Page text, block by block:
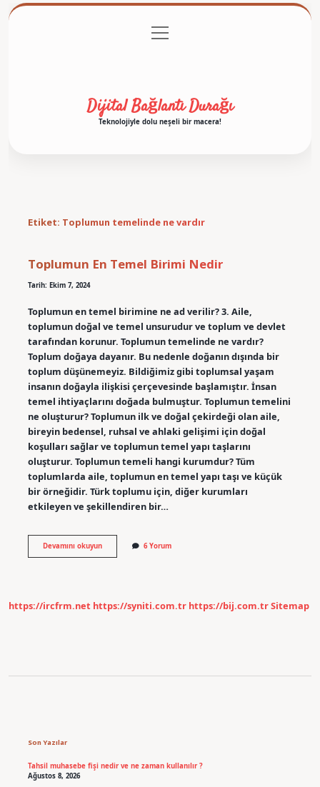
Gizlilik Politikası
menüyü
aç
Dijital Bağlantı Durağı
Teknolojiyle dolu neşeli bir macera!
Etiket: Toplumun temelinde ne vardır
Toplumun En Temel Birimi Nedir
Tarih: Ekim 7, 2024
Toplumun en temel birimine ne ad verilir? 3. Aile,
toplumun doğal ve temel unsurudur ve toplum ve devlet
tarafından korunur. Toplumun temelinde ne vardır?
Toplum doğaya dayanır. Bu nedenle doğanın dışında bir
toplum düşünemeyiz. Bildiğimiz gibi toplumsal yaşam
insanın doğayla ilişkisi çerçevesinde başlamıştır. İnsan
temel ihtiyaçlarını doğada bulmuştur. Toplumun temelini
ne oluşturur? Toplumun ilk ve doğal çekirdeği olan aile,
bireyin bedensel, ruhsal ve ahlaki gelişimi için doğal
koşulları sağlar ve toplumun temel yapı taşlarını
oluşturur. Toplumun temeli hangi kurumdur? Tüm
toplumlarda aile, toplumun en temel yapı taşı ve küçük
bir örneğidir. Türk toplumu için, diğer kurumları
etkileyen ve şekillendiren bir…
Devamını okuyunToplumun
En
6 Yorum
https://ircfrm.net https://syniti.com.tr https://bij.com.trSitemap
Son Yazılar
Tahsil muhasebe fişi nedir ve ne zaman kullanılır ?
Ağustos 8, 2026